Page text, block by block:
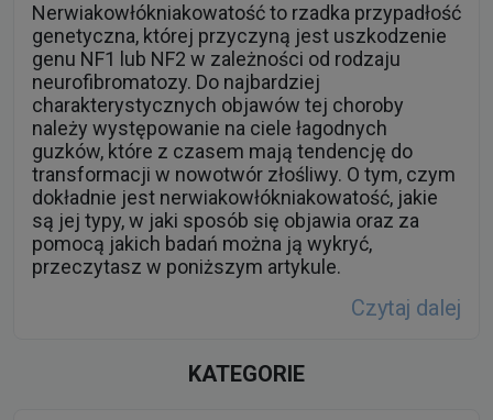
Nerwiakowłókniakowatość to rzadka przypadłość
genetyczna, której przyczyną jest uszkodzenie
genu NF1 lub NF2 w zależności od rodzaju
neurofibromatozy. Do najbardziej
charakterystycznych objawów tej choroby
należy występowanie na ciele łagodnych
guzków, które z czasem mają tendencję do
transformacji w nowotwór złośliwy. O tym, czym
dokładnie jest nerwiakowłókniakowatość, jakie
są jej typy, w jaki sposób się objawia oraz za
pomocą jakich badań można ją wykryć,
przeczytasz w poniższym artykule.
Czytaj dalej
KATEGORIE